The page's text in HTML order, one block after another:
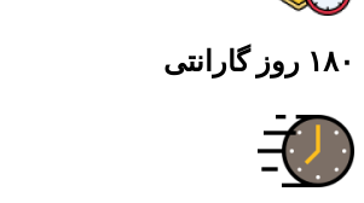
۱۸۰ روز گارانتی